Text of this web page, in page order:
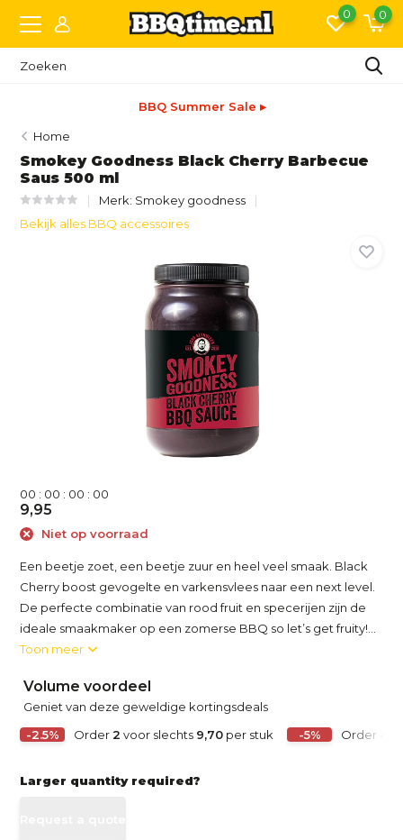
0 0
BBQ Summer Sale ▸
Home
Smokey Goodness Black Cherry Barbecue
Saus 500 ml
Merk: Smokey goodness
Bekijk alles BBQ accessoires
00 : 00 : 00 : 00
9,95
Niet op voorraad
Een beetje zoet, een beetje zuur en heel veel smaak. Black
Cherry boost gevogelte en varkensvlees naar een next level.
De perfecte combinatie van rood fruit en specerijen zijn de
ideale smaakmaker op een zomerse BBQ so let’s get fruity!...
Toon meer
Volume voordeel
Geniet van deze geweldige kortingsdeals
-2.5%
Order 2 voor slechts 9,70 per stuk -5% Order
Larger quantity required?